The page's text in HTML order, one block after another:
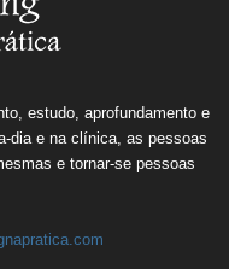
estudo, aprofundamento e
dia e na clínica, as pessoas
e tornar-se pessoas